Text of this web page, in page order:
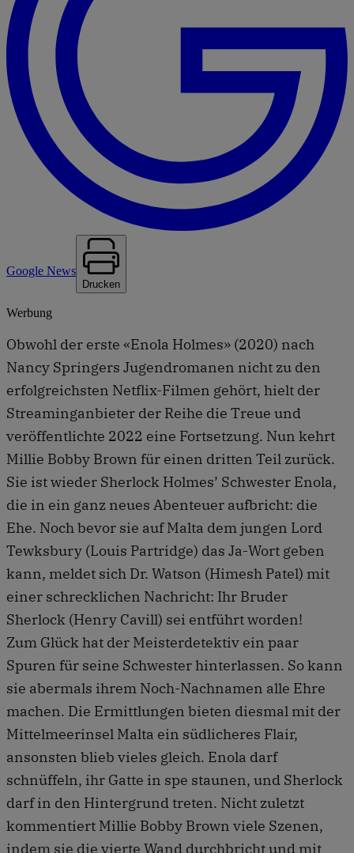
Google News
Drucken
Werbung
Obwohl der erste «Enola Holmes» (2020) nach
Nancy Springers Jugendromanen nicht zu den
erfolgreichsten Netflix-Filmen gehört, hielt der
Streaminganbieter der Reihe die Treue und
veröffentlichte 2022 eine Fortsetzung. Nun kehrt
Millie Bobby Brown für einen dritten Teil zurück.
Sie ist wieder Sherlock Holmes’ Schwester Enola,
die in ein ganz neues Abenteuer aufbricht: die
Ehe. Noch bevor sie auf Malta dem jungen Lord
Tewksbury (Louis Partridge) das Ja-Wort geben
kann, meldet sich Dr. Watson ­(Himesh Patel) mit
einer schrecklichen Nachricht: Ihr Bruder
Sherlock (Henry Cavill) sei entführt worden!
Zum Glück hat der Meisterdetektiv ein paar
Spuren für seine Schwester hinterlassen. So kann
sie abermals ihrem Noch-Nachnamen alle Ehre
machen. Die Ermittlungen bieten diesmal mit der
Mittelmeerinsel Malta ein südlicheres Flair,
ansonsten blieb vieles gleich. Enola darf
schnüffeln, ihr Gatte in spe staunen, und Sherlock
darf in den ­Hintergrund treten. Nicht zuletzt
kommentiert Millie Bobby Brown viele Szenen,
indem sie die vierte Wand durchbricht und mit